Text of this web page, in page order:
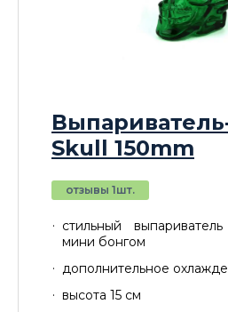
Skull 150mm
отзывы 1шт.
стильный
мини бонгом
дополнительное
высота 15 см